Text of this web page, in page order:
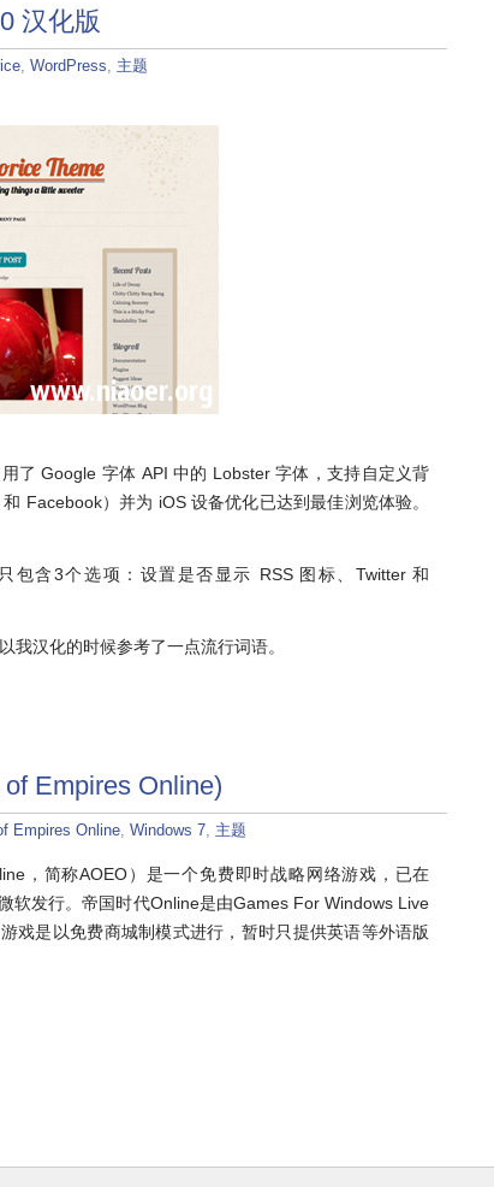
汉化版
, WordPress, 主题
了 Google 字体 API 中的 Lobster 字体，支持自定义背
Facebook）并为 iOS 设备优化已达到最佳浏览体验。
包含3个选项：设置是否显示 RSS 图标、Twitter 和
我汉化的时候参考了一点流行词语。
Empires Online)
Empires Online, Windows 7, 主题
，简称AOEO）是一个免费即时战略网络游戏，已在
软发行。帝国时代Online是由Games For Windows Live
戏是以免费商城制模式进行，暂时只提供英语等外语版